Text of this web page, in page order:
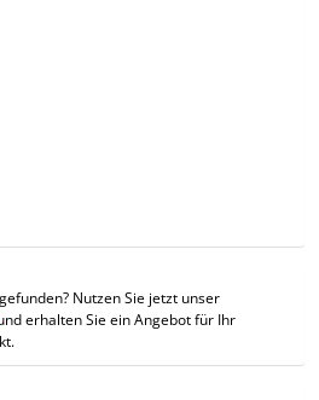
Nutzen Sie jetzt unser
erhalten Sie ein Angebot für Ihr